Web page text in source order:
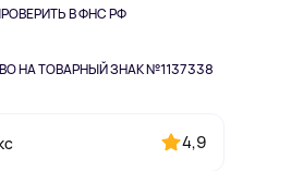
В ФНС РФ
НА ТОВАРНЫЙ ЗНАК №1137338
4,9